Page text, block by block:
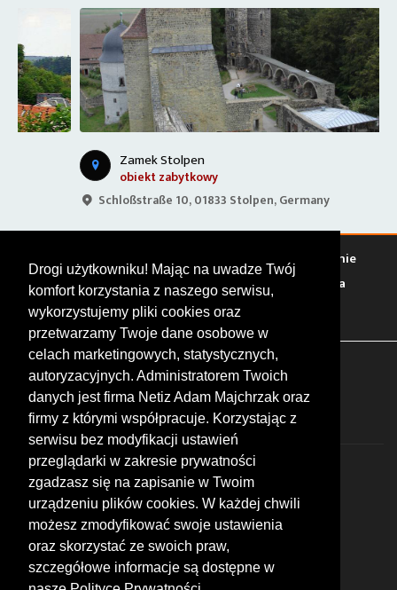
Drogi użytkowniku! Mając na uwadze Twój
komfort korzystania z naszego serwisu,
wykorzystujemy pliki cookies oraz
przetwarzamy Twoje dane osobowe w
celach marketingowych, statystycznych,
autoryzacyjnych. Administratorem Twoich
danych jest firma Netiz Adam Majchrzak oraz
firmy z którymi współpracuje. Korzystając z
serwisu bez modyfikacji ustawień
przeglądarki w zakresie prywatności
zgadzasz się na zapisanie w Twoim
urządzeniu plików cookies. W każdej chwili
możesz zmodyfikować swoje ustawienia
oraz skorzystać ze swoich praw,
szczegółowe informacje są dostępne w
Zamek Stolpen
obiekt zabytkowy
Schloßstraße 10, 01833 Stolpen, Germany
Warto zobaczyć Serwisy Stacje paliw
Jedzenie
Bary Zakwaterowanie Tory Zloty Rajdy
Spotkania
Targi Giełdy Szkolenia
FOLLOW US
© 2026 by MotoWhizzer.com
All rights reserved.